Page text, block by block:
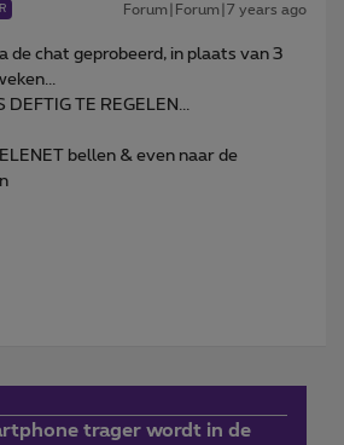
Forum|Forum|7 years ago
de chat geprobeerd, in plaats van 3
TE REGELEN...
bellen & even naar de
trager wordt in de